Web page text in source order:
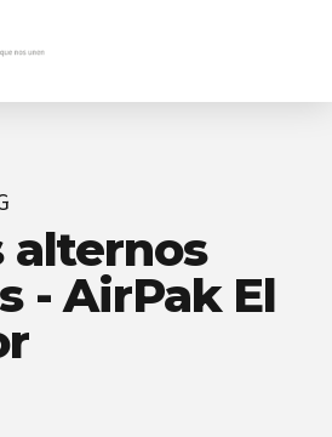
alternos
- AirPak El